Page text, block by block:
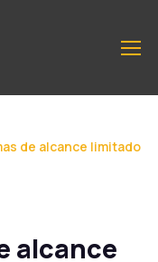
de alcance limitado
alcance